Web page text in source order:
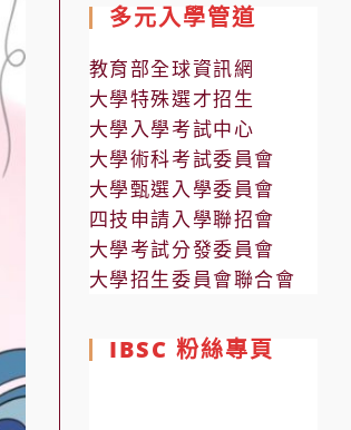
多元入學管道
教育部全球資訊網
大學特殊選才招生
大學入學考試中心
大學術科考試委員會
大學甄選入學委員會
四技申請入學聯招會
大學考試分發委員會
大學招生委員會聯合會
IBSC 粉絲專頁